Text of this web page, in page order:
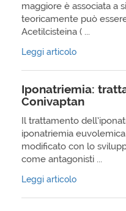
maggiore è associata a
teoricamente può
Acetilcisteina ( ...
Leggi articolo
Iponatriemia:
Conivaptan
Il trattamento
iponatriemia
modificato con lo
come antagonisti ...
Leggi articolo